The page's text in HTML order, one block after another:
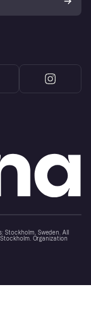
Sweden. All
Organization